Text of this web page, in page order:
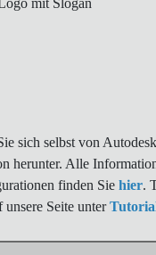
sich selbst von
herunter. Alle
finden Sie hier.
unsere Seite unter